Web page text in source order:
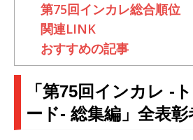
第75回インカレ総合順位
関連LINK
おすすめの記事
「第75回インカレ ‐
ード‐ 総集編」全表